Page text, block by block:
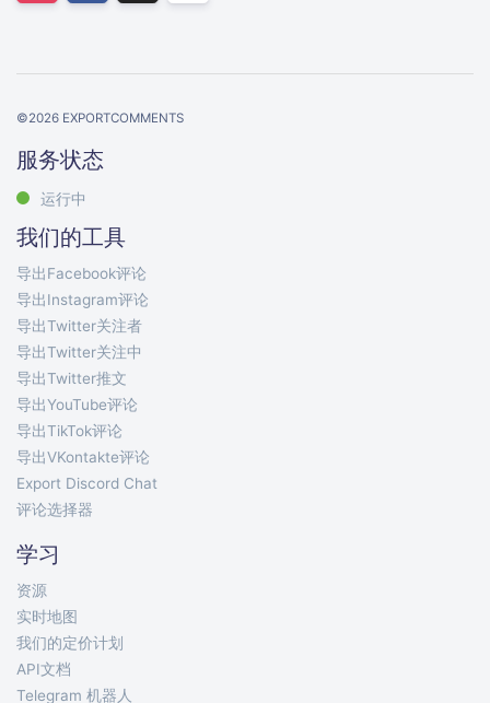
©2026 EXPORTCOMMENTS
服务状态
运行中
我们的工具
导出Facebook评论
导出Instagram评论
导出Twitter关注者
导出Twitter关注中
导出Twitter推文
导出YouTube评论
导出TikTok评论
导出VKontakte评论
Export Discord Chat
评论选择器
学习
资源
实时地图
我们的定价计划
API文档
Telegram 机器人